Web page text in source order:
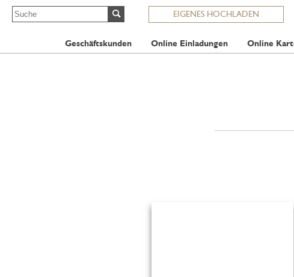
EIGENES HOCHLADEN
Geschäftskunden Online Einladungen Online